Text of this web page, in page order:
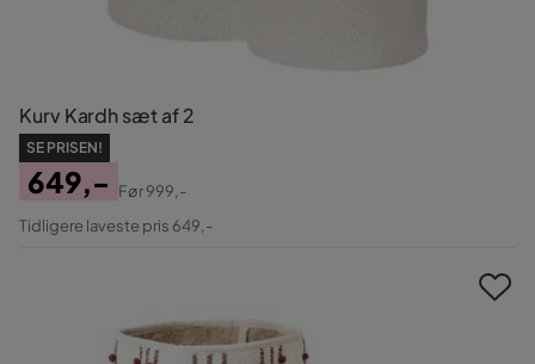
Kurv Kardh sæt af 2
SE PRISEN!
Pris
649,-
Original
Før999,-
Tidligere laveste pris 649,-